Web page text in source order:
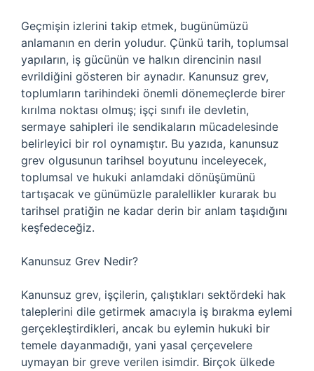
Geçmişin izlerini takip etmek, bugünümüzü
anlamanın en derin yoludur. Çünkü tarih, toplumsal
yapıların, iş gücünün ve halkın direncinin nasıl
evrildiğini gösteren bir aynadır. Kanunsuz grev,
toplumların tarihindeki önemli dönemeçlerde birer
kırılma noktası olmuş; işçi sınıfı ile devletin,
sermaye sahipleri ile sendikaların mücadelesinde
belirleyici bir rol oynamıştır. Bu yazıda, kanunsuz
grev olgusunun tarihsel boyutunu inceleyecek,
toplumsal ve hukuki anlamdaki dönüşümünü
tartışacak ve günümüzle paralellikler kurarak bu
tarihsel pratiğin ne kadar derin bir anlam taşıdığını
keşfedeceğiz.
Kanunsuz Grev Nedir?
Kanunsuz grev, işçilerin, çalıştıkları sektördeki hak
taleplerini dile getirmek amacıyla iş bırakma eylemi
gerçekleştirdikleri, ancak bu eylemin hukuki bir
temele dayanmadığı, yani yasal çerçevelere
uymayan bir greve verilen isimdir. Birçok ülkede